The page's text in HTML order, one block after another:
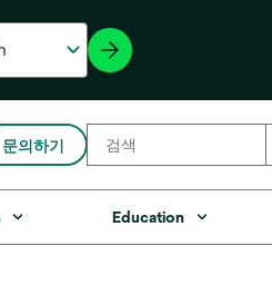
문의하기
Education